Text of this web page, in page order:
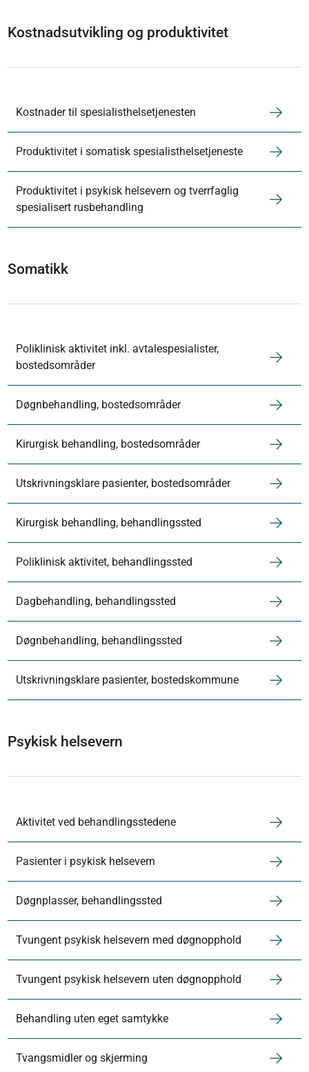
Kostnadsutvikling og produktivitet
Kostnader til spesialisthelsetjenesten
Produktivitet i somatisk spesialisthelsetjeneste
Produktivitet i psykisk helsevern og tverrfaglig
spesialisert rusbehandling
Somatikk
Poliklinisk aktivitet inkl. avtalespesialister,
bostedsområder
Døgnbehandling, bostedsområder
Kirurgisk behandling, bostedsområder
Utskrivningsklare pasienter, bostedsområder
Kirurgisk behandling, behandlingssted
Poliklinisk aktivitet, behandlingssted
Dagbehandling, behandlingssted
Døgnbehandling, behandlingssted
Utskrivningsklare pasienter, bostedskommune
Psykisk helsevern
Aktivitet ved behandlingsstedene
Pasienter i psykisk helsevern
Døgnplasser, behandlingssted
Tvungent psykisk helsevern med døgnopphold
Tvungent psykisk helsevern uten døgnopphold
Behandling uten eget samtykke
Tvangsmidler og skjerming